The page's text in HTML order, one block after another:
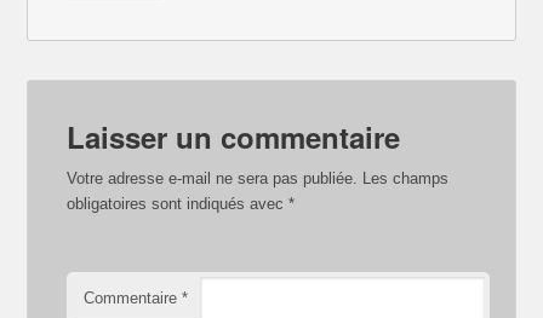
Laisser un commentaire
Votre adresse e-mail ne sera pas publiée. Les champs
obligatoires sont indiqués avec*
Commentaire*